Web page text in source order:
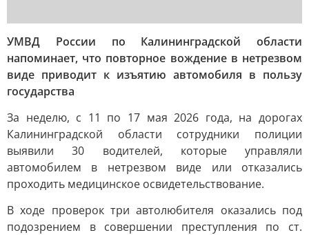
УМВД России по Калининградской области
напоминает, что повторное вождение в нетрезвом
виде приводит к изъятию автомобиля в пользу
государства
За неделю, с 11 по 17 мая 2026 года, на дорогах
Калининградской области сотрудники полиции
выявили 30 водителей, которые управляли
автомобилем в нетрезвом виде или отказались
проходить медицинское освидетельствование.
В ходе проверок три автолюбителя оказались под
подозрением в совершении преступления по ст.